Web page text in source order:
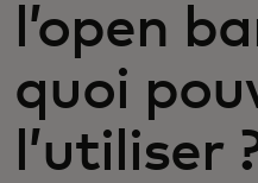
Pour les
Actualités et
l’open
quoi
l’utiliser